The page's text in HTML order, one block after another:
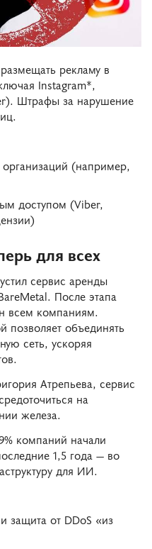
рекламу в
Instagram*,
Штрафы за нарушение
организаций (например,
доступом (Viber,
для всех
сервис аренды
После этапа
всем компаниям.
позволяет объединять
сеть, ускоряя
Атрепьева, сервис
на
железа.
компаний начали
1,5 года — во
для ИИ.
защита от DDoS «из